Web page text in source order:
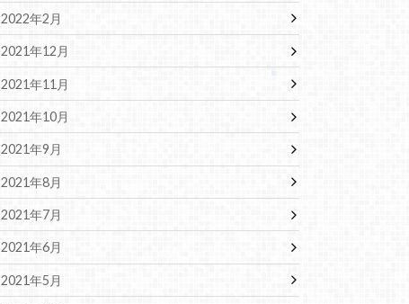
2022年2月
2021年12月
2021年11月
2021年10月
2021年9月
2021年8月
2021年7月
2021年6月
2021年5月